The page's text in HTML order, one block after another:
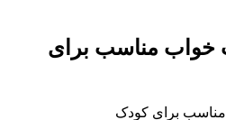
خواب مناسب برای